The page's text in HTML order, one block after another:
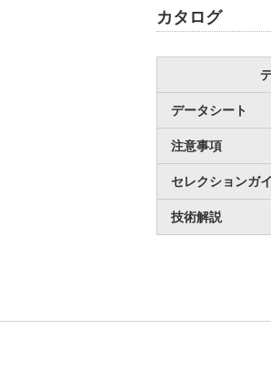
カタログ
データシート
注意事項
セレクションガ
技術解説